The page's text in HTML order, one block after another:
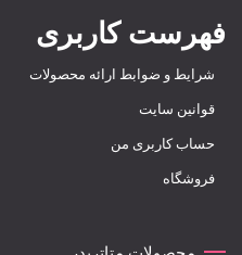
فهرست کاربری
شرایط و ضوابط ارائه محصولات
قوانین سایت
حساب کاربری من
فروشگاه